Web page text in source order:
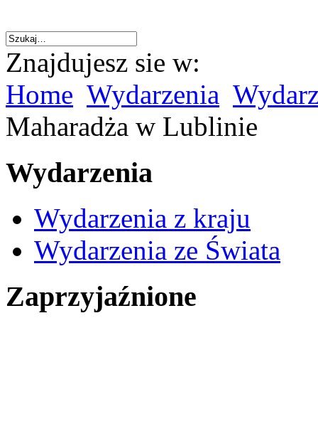
Znajdujesz sie w:
Home Wydarzenia
Maharadża w Lublinie
Wydarzenia
Wydarzenia z kraju
Wydarzenia ze Świata
Zaprzyjaźnione